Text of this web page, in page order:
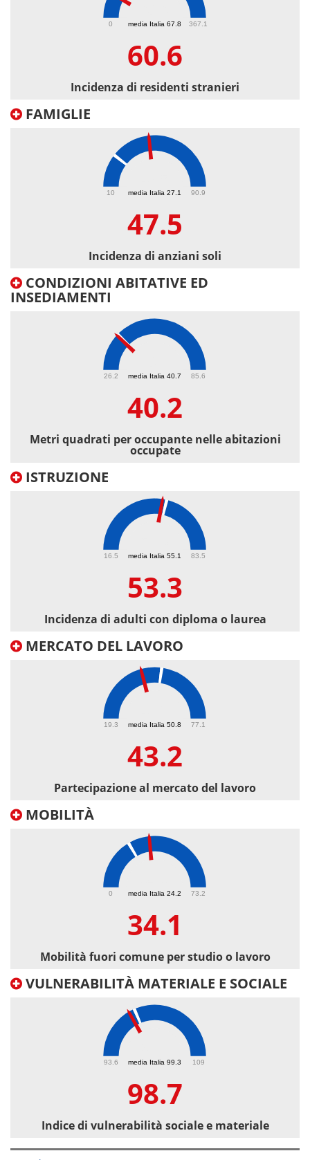
media Italia 67.8
0 367.1
60.6
Incidenza di residenti stranieri
FAMIGLIE
media Italia 27.1
10 90.9
47.5
Incidenza di anziani soli
CONDIZIONI ABITATIVE ED
INSEDIAMENTI
media Italia 40.7
26.2 85.6
40.2
Metri quadrati per occupante nelle abitazioni
occupate
ISTRUZIONE
media Italia 55.1
16.5 83.5
53.3
Incidenza di adulti con diploma o laurea
MERCATO DEL LAVORO
media Italia 50.8
19.3 77.1
43.2
Partecipazione al mercato del lavoro
MOBILITÀ
media Italia 24.2
0 73.2
34.1
Mobilità fuori comune per studio o lavoro
VULNERABILITÀ MATERIALE E SOCIALE
media Italia 99.3
93.6 109
98.7
Indice di vulnerabilità sociale e materiale